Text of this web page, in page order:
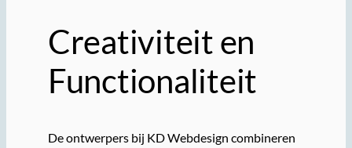
Creativiteit en
Functionaliteit
De ontwerpers bij KD Webdesign combineren